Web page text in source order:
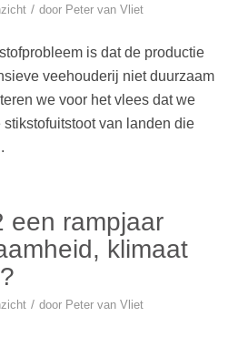
/ door Peter van Vliet
is dat de productie
veehouderij niet duurzaam
we voor het vlees dat we
van landen die
een rampjaar
klimaat
/ door Peter van Vliet